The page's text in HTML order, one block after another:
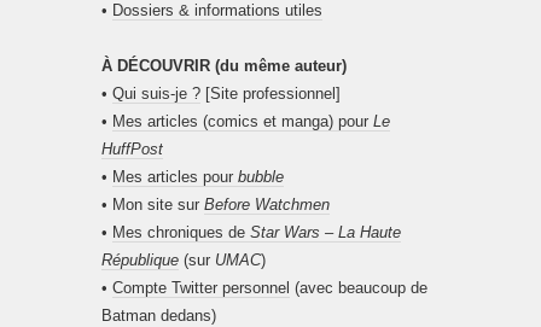
• Dossiers & informations utiles
À DÉCOUVRIR (du même auteur)
• Qui suis-je ? [Site professionnel]
• Mes articles (comics et manga) pour Le
HuffPost
• Mes articles pour bubble
• Mon site sur Before Watchmen
• Mes chroniques de Star Wars – La Haute
République (sur UMAC)
• Compte Twitter personnel (avec beaucoup de
Batman dedans)